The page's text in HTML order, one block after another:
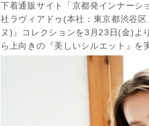
下着通販サイト「京都発インナーシ
社ラヴィアドゥ(本社：東京都渋谷
ヌ)』コレクションを3月23日(金)よ
ら上向きの『美しいシルエット』を